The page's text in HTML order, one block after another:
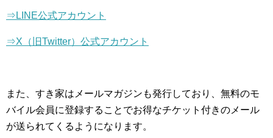
⇒LINE公式アカウント
⇒X（旧Twitter）公式アカウント
また、すき家はメールマガジンも発行しており、無料のモ
バイル会員に登録することでお得なチケット付きのメール
が送られてくるようになります。